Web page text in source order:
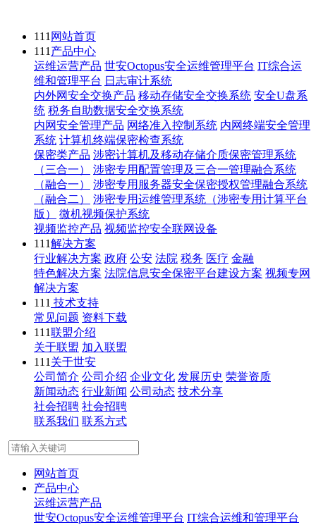
111 网站首页
111 产品中心
运维运营产品 世安Octopus安全运维管理平台 IT综合运
维和管理平台 日志审计系统
内外网安全交换产品 移动存储安全交换系统 安全U盘系
统 税务自助数据安全交换系统
内网安全管理产品 网络准入控制系统 内网终端安全管理
系统 计算机终端保密检查系统
保密类产品 涉密计算机及移动存储介质保密管理系统
（三合一）
涉密专用配置管理及三合一管理融合系统
（融合一）
涉密专用服务器安全保密授权管理融合系统
（融合二）
涉密专用运维管理系统（涉密专用计算平台
版）
微机视频保护系统
视频监控产品 视频监控安全联网设备
111解决方案
行业解决方案 政府 公安 法院 税务 医疗 金融
特色解决方案 法院信息安全保密平台建设方案 视频专网
解决方案
111 技术支持
常见问题 资料下载
111联盟介绍
关于联盟 加入联盟
111 关于世安
公司简介 公司介绍 企业文化 发展历史 荣誉资质
新闻动态 行业新闻 公司动态 技术分享
社会招聘 社会招聘
联系我们 联系方式
网站首页
产品中心
运维运营产品
世安Octopus安全运维管理平台 IT综合运维和管理平台